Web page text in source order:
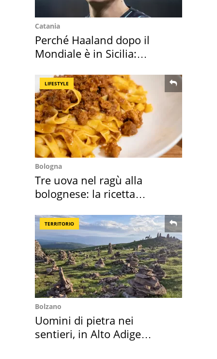
Catania
Perché Haaland dopo il
Mondiale è in Sicilia:
LIFESTYLE
Bologna
Tre uova nel ragù alla
bolognese: la ricetta
TERRITORIO
Bolzano
Uomini di pietra nei
sentieri, in Alto Adige